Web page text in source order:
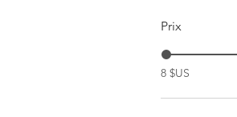
Prix
8 $US